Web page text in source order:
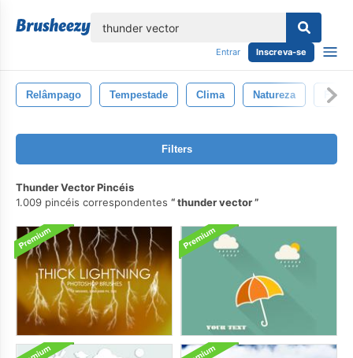
Entrar Inscreva-se
Relâmpago Tempestade Clima Natureza Fogo
Filters
Thunder Vector Pincéis
1.009 pincéis correspondentes
thunder vector